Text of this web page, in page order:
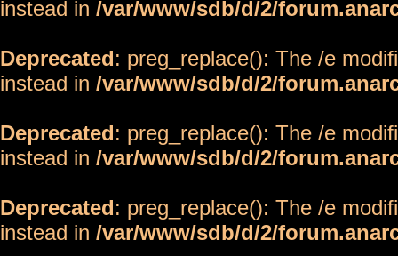
instead in /var/www/sdb/d/2/
Deprecated: preg_replace(): The /e
instead in /var/www/sdb/d/2/
Deprecated: preg_replace(): The /e
instead in /var/www/sdb/d/2/
Deprecated: preg_replace(): The /e
instead in /var/www/sdb/d/2/